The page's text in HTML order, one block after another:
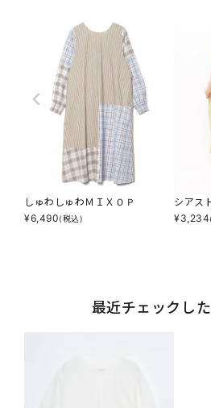
しゅわしゅわＭＩＸＯＰ
¥6,490(税込)
シアス
¥3,234
最近チェックし